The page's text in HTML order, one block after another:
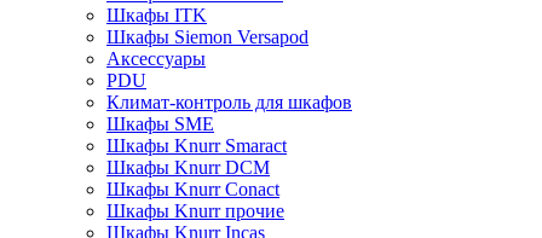
Шкафы ITK
Шкафы Siemon Versapod
Аксессуары
PDU
Климат-контроль для шкафов
Шкафы SME
Шкафы Knurr Smaract
Шкафы Knurr DCM
Шкафы Knurr Conact
Шкафы Knurr прочие
Шкафы Knurr Incas